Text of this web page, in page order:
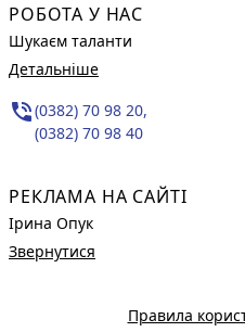
РОБОТА У НАС
Шукаєм таланти
Детальніше
phone_in_talk(0382) 70 98 20,
(0382) 70 98 40
РЕКЛАМА НА САЙТІ
Ірина Опук
Звернутися
Правила